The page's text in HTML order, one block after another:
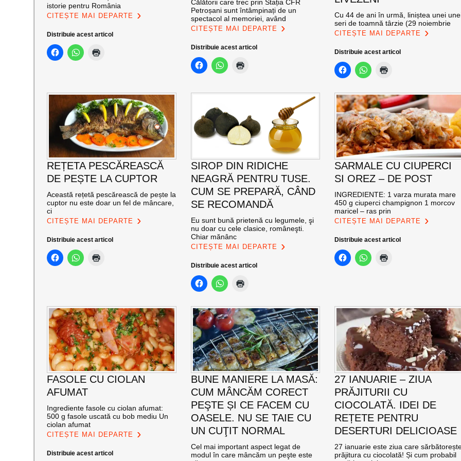
istorie pentru România
CITEȘTE MAI DEPARTE
Distribuie acest articol
Călătorii care trec prin Stația CFR
Petroșani sunt întâmpinați de un
spectacol al memoriei, având
CITEȘTE MAI DEPARTE
Distribuie acest articol
Cu 44 de ani în urmă, liniștea unei
seri de toamnă târzie (29 noiembrie
CITEȘTE MAI DEPARTE
Distribuie acest articol
REȚETA PESCĂREASCĂ
DE PEȘTE LA CUPTOR
Această rețetă pescărească de pește la
cuptor nu este doar un fel de mâncare,
ci
CITEȘTE MAI DEPARTE
Distribuie acest articol
SIROP DIN RIDICHE
NEAGRĂ PENTRU TUSE.
CUM SE PREPARĂ, CÂND
SE RECOMANDĂ
Eu sunt bună prietenă cu legumele, şi
nu doar cu cele clasice, româneşti.
Chiar mănânc
CITEȘTE MAI DEPARTE
Distribuie acest articol
SARMALE CU CIUPERCI
SI OREZ – DE POST
INGREDIENTE: 1 varza murata mare
450 g ciuperci champignon 1 morcov
maricel – ras prin
CITEȘTE MAI DEPARTE
Distribuie acest articol
FASOLE CU CIOLAN
AFUMAT
Ingrediente fasole cu ciolan afumat:
500 g fasole uscată cu bob mediu Un
ciolan afumat
CITEȘTE MAI DEPARTE
Distribuie acest articol
BUNE MANIERE LA MASĂ:
CUM MÂNCĂM CORECT
PEŞTE ȘI CE FACEM CU
OASELE. NU SE TAIE CU
UN CUŢIT NORMAL
Cel mai important aspect legat de
modul în care mâncăm un peşte este
27 IANUARIE – ZIUA
PRĂJITURII CU
CIOCOLATĂ. IDEI DE
REȚETE PENTRU
DESERTURI DELICIOASE
27 ianuarie este ziua care
prăjitura cu ciocolată! Și cum probabil